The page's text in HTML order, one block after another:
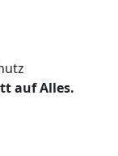
auf Alles.